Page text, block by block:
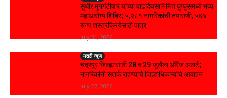
सुधीर मुनगंटीवार यांच्या वाढदिवसानिमित्त घुग्घुसमध्ये भव्य
महाआरोग्य शिबिर; ५,२८१ नागरिकांची तपासणी, ५७४
रुग्ण शस्त्रक्रियेसाठी पात्र
July 31, 2026
मराठी न्यूज़
चंद्रपूर जिल्ह्यासाठी 28 व 29 जुलैला ऑरेंज अलर्ट;
नागरिकांनी सतर्क राहण्याचे जिल्हाधिकाऱ्यांचे आवाहन
July 27, 2026